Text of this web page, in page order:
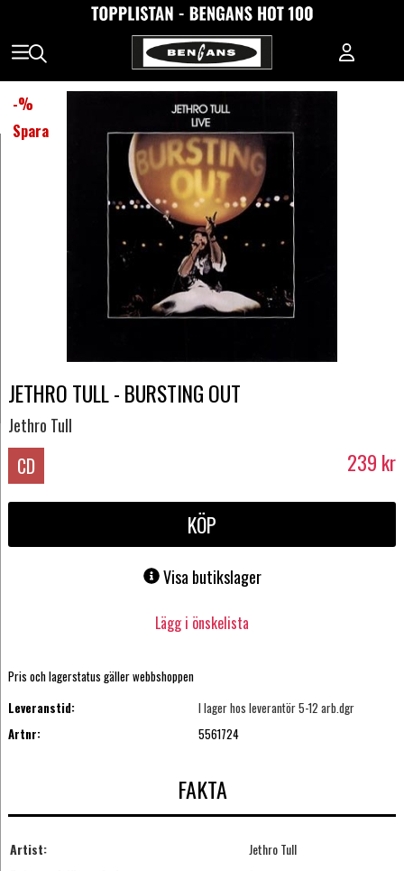
-%
Spara
JETHRO TULL - BURSTING OUT
Jethro Tull
CD 239 kr
KÖP
Visa butikslager
Lägg i önskelista
Pris och lagerstatus gäller webbshoppen
Leveranstid:
I lager hos leverantör 5-12 arb.dgr
Artnr:
5561724
FAKTA
Artist:
Jethro Tull